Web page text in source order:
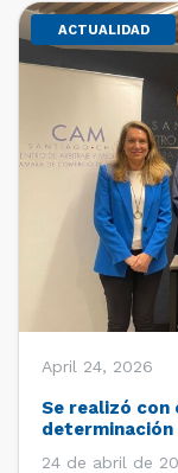
ACTUALIDAD
April 24, 2026
Se realizó
24 de abril de